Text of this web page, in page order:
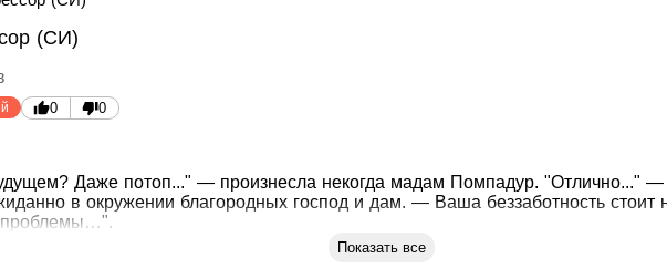
(СИ)
0 0
Даже потоп..." — произнесла некогда мадам Помпадур. "Отлично..."
в окружении благородных господ и дам. — Ваша беззаботность стоит
проблемы…".
Показать все